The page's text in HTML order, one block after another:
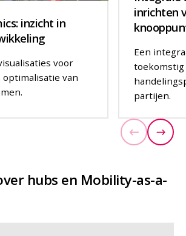
inzicht in
voor
van
inrichten
Een
partijen.
Vorige
hubs en Mobility-as-a-